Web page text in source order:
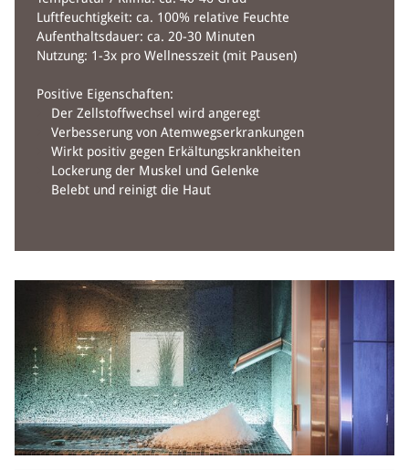
Luftfeuchtigkeit: ca. 100% relative Feuchte
Aufenthaltsdauer: ca. 20-30 Minuten
Nutzung: 1-3x pro Wellnesszeit (mit Pausen)
Positive Eigenschaften:
Der Zellstoffwechsel wird angeregt
Verbesserung von Atemwegserkrankungen
Wirkt positiv gegen Erkältungskrankheiten
Lockerung der Muskel und Gelenke
Belebt und reinigt die Haut